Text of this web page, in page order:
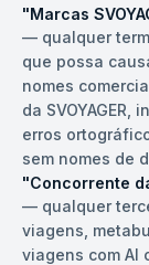
"Marcas
— qualquer
que possa
nomes
da
erros
sem nomes de
"Concorrente da
— qualquer
viagens,
viagens com AI